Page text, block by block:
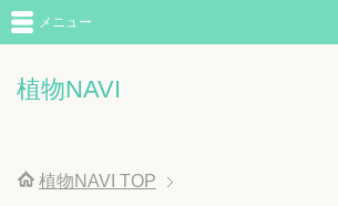
植物NAVI
メニュー
植物NAVI TOP